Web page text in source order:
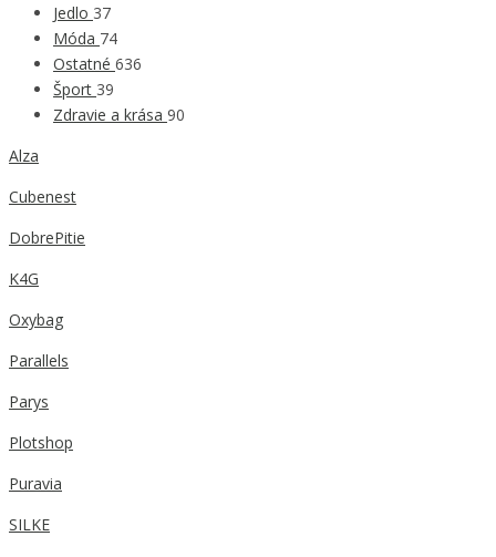
Jedlo 37
Móda 74
Ostatné 636
Šport 39
Zdravie a krása 90
Alza
Cubenest
DobrePitie
K4G
Oxybag
Parallels
Parys
Plotshop
Puravia
SILKE